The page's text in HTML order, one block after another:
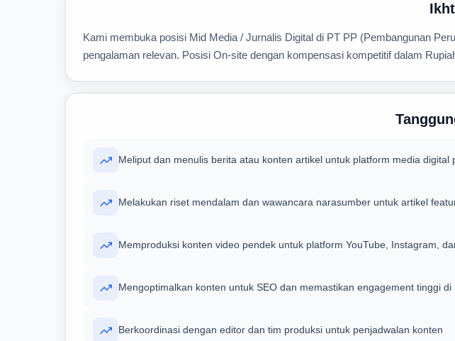
Kami membuka posisi Mid Media / Jurnalis Digital di PT PP (Pembangunan
pengalaman relevan. Posisi On-site dengan kompensasi kompetitif dalam
Meliput dan menulis berita atau konten artikel untuk platform media digital
Melakukan riset mendalam dan wawancara narasumber untuk artikel
Memproduksi konten video pendek untuk platform YouTube, Instagram,
Mengoptimalkan konten untuk SEO dan memastikan engagement tinggi di
Berkoordinasi dengan editor dan tim produksi untuk penjadwalan konten